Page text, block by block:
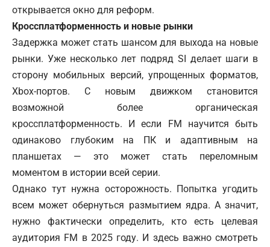
открывается окно для реформ.
Кроссплатформенность и новые рынки
Задержка может стать шансом для выхода на новые
рынки. Уже несколько лет подряд SI делает шаги в
сторону мобильных версий, упрощенных форматов,
Xbox-портов. С новым движком становится
возможной более органическая
кроссплатформенность. И если FM научится быть
одинаково глубоким на ПК и адаптивным на
планшетах — это может стать переломным
моментом в истории всей серии.
Однако тут нужна осторожность. Попытка угодить
всем может обернуться размытием ядра. А значит,
нужно фактически определить, кто есть целевая
аудитория FM в 2025 году. И здесь важно смотреть